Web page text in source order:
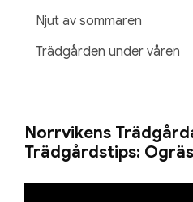
Njut av sommaren
Trädgården under våren
Norrvikens
Trädgårdstips: Ogräs